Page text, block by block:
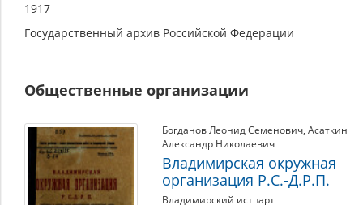
1917
Государственный архив Российской Федерации
Общественные организации
Богданов Леонид Семенович, Асаткин
Александр Николаевич
Владимирская окружная
организация Р.С.-Д.Р.П.
Владимирский истпарт